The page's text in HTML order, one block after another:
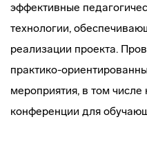
эффективные
технологии,
реализации проекта.
практико-
мероприятия, в том числе
конференции для